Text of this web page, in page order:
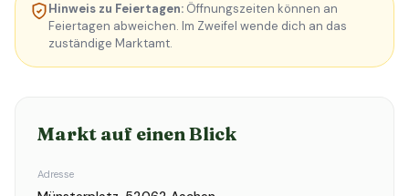
Hinweis zu Feiertagen: Öffnungszeiten können an
Feiertagen abweichen. Im Zweifel wende dich an das
zuständige Marktamt.
Markt auf einen Blick
Adresse